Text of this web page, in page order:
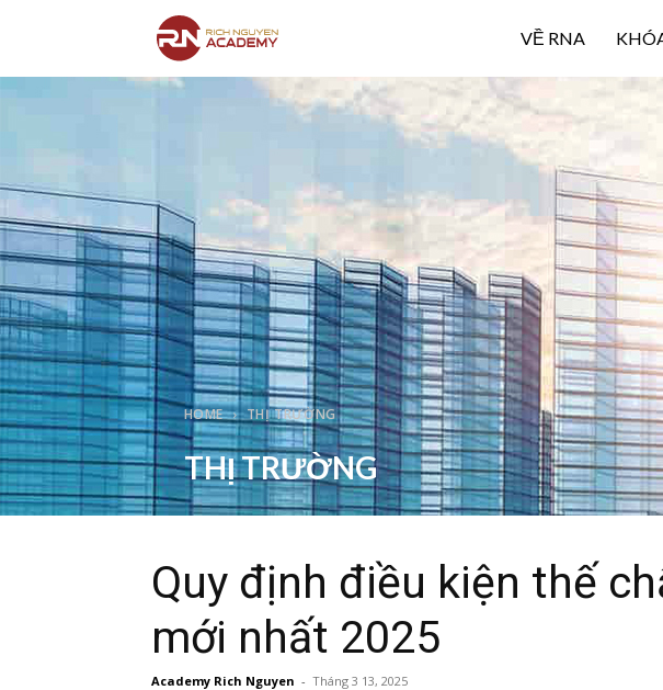
VỀ RNA
HOME THỊ TRƯỜNG
THỊ TRƯỜNG
Quy định điều kiện thế
mới nhất 2025
Academy Rich Nguyen - Tháng 3 13, 2025